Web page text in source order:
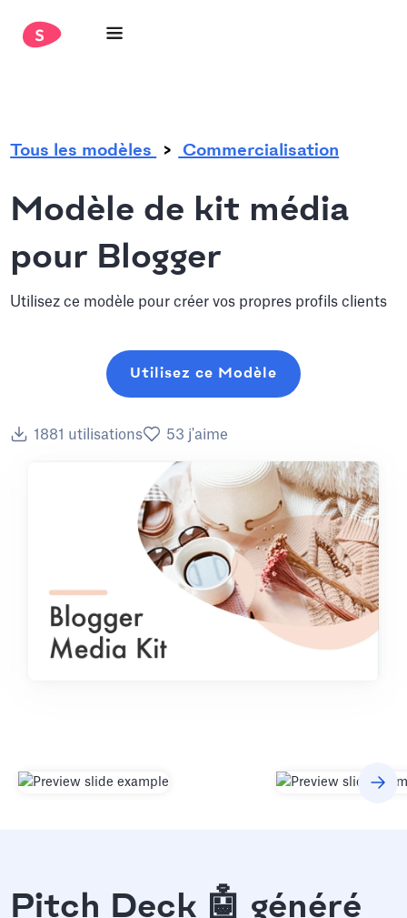
Tous les modèles Commercialisation
Modèle de kit média
pour Blogger
Utilisez ce modèle pour créer vos propres profils clients
Utilisez ce Modèle
1881 utilisations 53 j'aime
Pitch Deck 🤖 généré